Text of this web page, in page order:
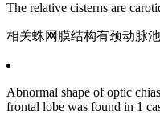
The relative cisterns are
相关蛛网膜结构有颈动脉
Abnormal shape of optic
frontal lobe was found in 1